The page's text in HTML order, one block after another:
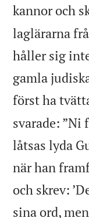
kannor och
laglärarna
håller sig
gamla
först ha
svarade: ”Ni
låtsas lyda
när han
och skrev:
sina ord,